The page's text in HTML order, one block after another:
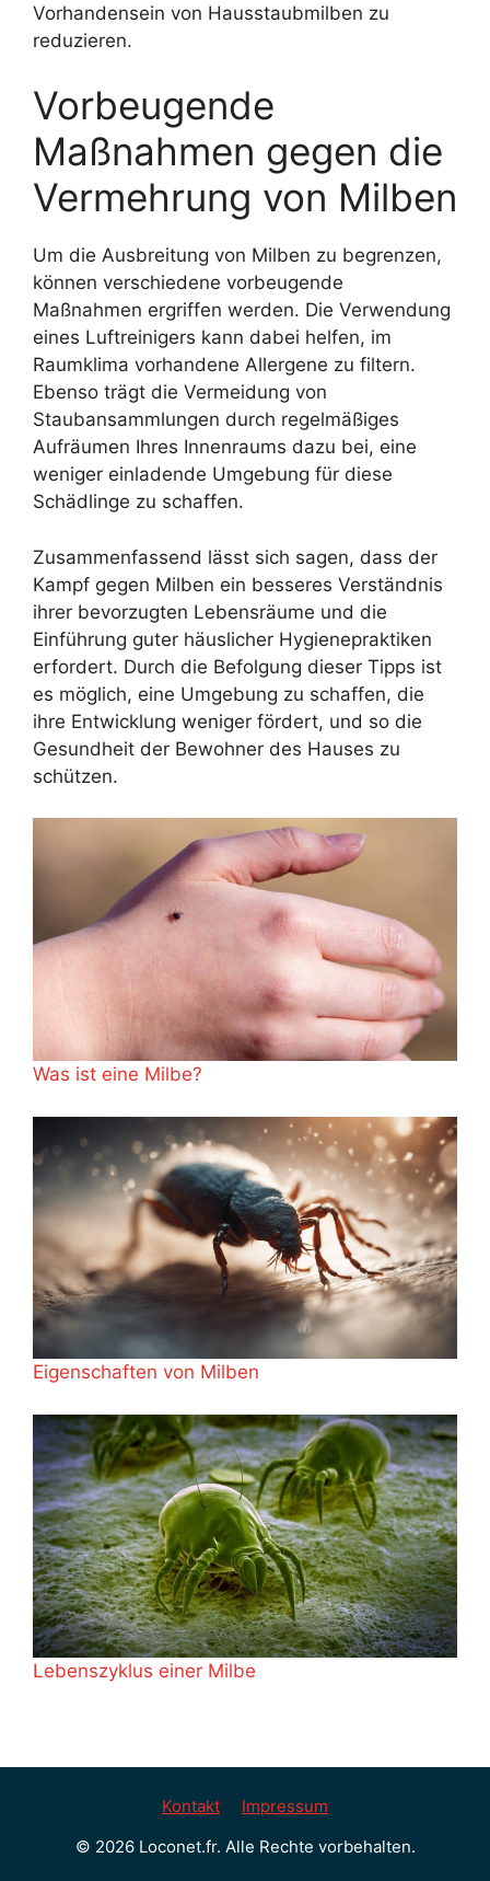
Vorhandensein von Hausstaubmilben zu
reduzieren.
Vorbeugende
Maßnahmen gegen die
Vermehrung von Milben
Um die Ausbreitung von Milben zu begrenzen,
können verschiedene vorbeugende
Maßnahmen ergriffen werden. Die Verwendung
eines Luftreinigers kann dabei helfen, im
Raumklima vorhandene Allergene zu filtern.
Ebenso trägt die Vermeidung von
Staubansammlungen durch regelmäßiges
Aufräumen Ihres Innenraums dazu bei, eine
weniger einladende Umgebung für diese
Schädlinge zu schaffen.
Zusammenfassend lässt sich sagen, dass der
Kampf gegen Milben ein besseres Verständnis
ihrer bevorzugten Lebensräume und die
Einführung guter häuslicher Hygienepraktiken
erfordert. Durch die Befolgung dieser Tipps ist
es möglich, eine Umgebung zu schaffen, die
ihre Entwicklung weniger fördert, und so die
Gesundheit der Bewohner des Hauses zu
schützen.
Was ist eine Milbe?
Eigenschaften von Milben
Lebenszyklus einer Milbe
Kontakt
Impressum
© 2026 Loconet.fr. Alle Rechte vorbehalten.